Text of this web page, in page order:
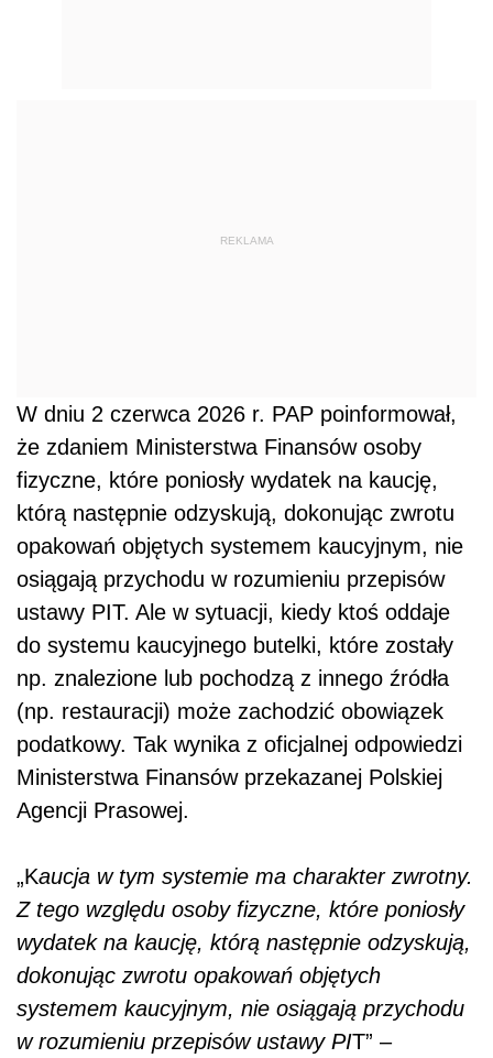
REKLAMA
W dniu 2 czerwca 2026 r. PAP poinformował,
że zdaniem Ministerstwa Finansów osoby
fizyczne, które poniosły wydatek na kaucję,
którą następnie odzyskują, dokonując zwrotu
opakowań objętych systemem kaucyjnym, nie
osiągają przychodu w rozumieniu przepisów
ustawy PIT. Ale w sytuacji, kiedy ktoś oddaje
do systemu kaucyjnego butelki, które zostały
np. znalezione lub pochodzą z innego źródła
(np. restauracji) może zachodzić obowiązek
podatkowy. Tak wynika z oficjalnej odpowiedzi
Ministerstwa Finansów przekazanej Polskiej
Agencji Prasowej.
„Kaucja w tym systemie ma charakter zwrotny.
Z tego względu osoby fizyczne, które poniosły
wydatek na kaucję, którą następnie odzyskują,
dokonując zwrotu opakowań objętych
systemem kaucyjnym, nie osiągają przychodu
w rozumieniu przepisów ustawy PIT” –